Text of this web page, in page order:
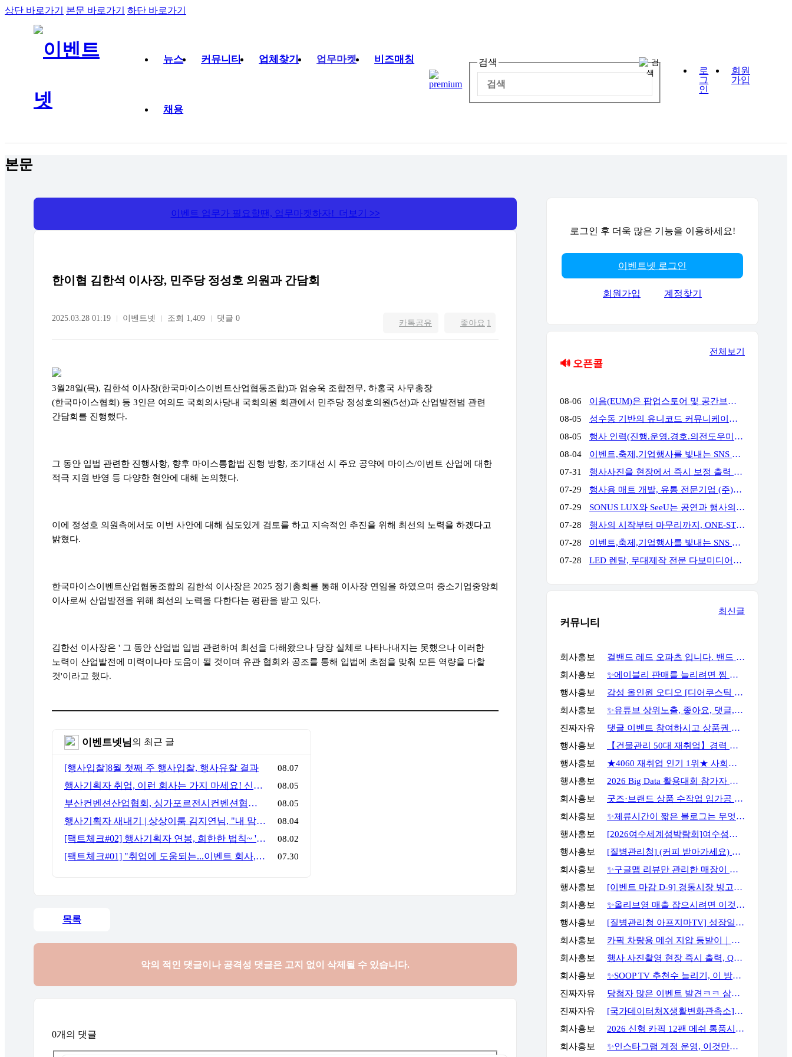
상단 바로가기 본문 바로가기 하단 바로가기
뉴스 커뮤니티 업체찾기 업무마켓 비즈매칭
채용
검색
로
그
인
회원
가입
본문
이벤트 업무가 필요할땐, 업무마켓하자! 더보기 >>
한이협 김한석 이사장, 민주당 정성호 의원과 간담회
2025.03.28 01:19 이벤트넷 조회 1,409 댓글 0
좋아요 1
카톡공유
3월28일(목), 김한석 이사장(한국마이스이벤트산업협동조합)과 엄승욱 조합전무, 하홍국 사무총장
(한국마이스협회) 등 3인은 여의도 국회의사당내 국회의원 회관에서 민주당 정성호의원(5선)과 산업발전범 관련
간담회를 진행했다.
그 동안 입법 관련한 진행사항, 향후 마이스통합법 진행 방향, 조기대선 시 주요 공약에 마이스/이벤트 산업에 대한
적극 지원 반영 등 다양한 현안에 대해 논의했다.
이에 정성호 의원측에서도 이번 사안에 대해 심도있게 검토를 하고 지속적인 추진을 위해 최선의 노력을 하겠다고
밝혔다.
한국마이스이벤트산업협동조합의 김한석 이사장은 2025 정기총회를 통해 이사장 연임을 하였으며 중소기업중앙회
이사로써 산업발전을 위해 최선의 노력을 다한다는 평판을 받고 있다.
김한선 이사장은 ' 그 동안 산업법 입범 관련하여 최선을 다해왔으나 당장 실체로 나타나내지는 못했으나 이러한
노력이 산업발전에 미력이나마 도움이 될 것이며 유관 협회 와 공조를 통해 입법에 초점을 맞춰 모든 역량을 다할
것'이라고 했다.
이벤트넷님의 최근 글
[행사입찰]8월 첫째 주 행사입찰, 행사유찰 결과 08.07
행사기획자 취업, 이런 회사는 가지 마세요! 신입이 꼭 알아야 할 5가지 기준[이벤트산업 팩트체크#3] 08.05
부산컨벤션산업협회, 싱가포르전시컨벤션협회(SACEOS)와 업무협약 체결… 아시아 마이스 협력 확대 08.05
행사기획자 새내기 | 상상이룸 김지연님, "내 맘대로, 내 뜻대로 행사를 만든다 08.04
[팩트체크#02] 행사기획자 연봉, 희한한 법칙~ '첨에는 비실, 3년만 지나면 튼실' 08.02
[팩트체크#01] "취업에 도움되는...이벤트 회사, 어떻게 구분할까?"… 1인당 매출 '3억 원'의 법칙 07.30
목록
악의 적인 댓글이나 공격성 댓글은 고지 없이 삭제될 수 있습니다.
0개의 댓글
로그인 후 더욱 많은 기능을 이용하세요!
이벤트넷 로그인
회원가입 계정찾기
🔊 오픈콜
전체보기
08-06
이음(EUM)은 팝업스토어 및 공간브랜딩 전문 업체로서 공간에서 고객과의 접점을 통해 공간에서의 체험과 브랜드 경험을 통해 고객의 마음을 움직일 수 있는 전문 기업입니다. 성수동, 홍대앞, 더현대여의도, 현대백화점 판교 & 목동 & 삼성 & 압구정, 롯데백화점 잠실 & 에비뉴엘, 양양 서피비치, 스타필드, IFC몰, 코엑스, 킨텍스, 교보 & 영풍문고, 부산 밀락타운 & 더베이 101, 콘래드 호텔, 동해안, 전국 리조트 및 호텔 등등에서 경험과 실적을 가지고 있으며, 팝업스토어와 공간브랜딩을 디자인에서부터 시공, 철거까지 완벽한 원스탑 서비스를 대행해드리고 있습니다.
08-05
성수동 기반의 유니코드 커뮤니케이션즈는 브랜드의 가치를 감각적으로 현장화하는 마케팅·프로모션 전문 대행사입니다. 팝업스토어, 기업 행사, 전시부터 축제 부스까지 콘셉트 기획·공간 연출·현장 운영을 통합 수행하여 완성도 높은 행사를 만듭니다. 기획부터 공간연출 현장운영 인력섭외까지 유니코드에게 맞겨주세요!
08-05
행사 인력(진행.운영.경호.의전도우미.프로모터.관람객등) 토탈 에이전시 입니다. 행사 운영에 어려움 많으시죠? 저희가 해결 해드립니다!!!! 연락주세요~!!! 주)월드플래닝 입니다.
08-04
이벤트,축제,기업행사를 빛내는 SNS 숏폼 360 포토(영상)부스입니다. 전문 운영팀이 진행,설치,철거까지 완벽하게 책임집니다. 문의만 주시면 이벤트에 맞게 운영을 제안해드리며,전국 어디서나 렌탈 가능합니다. 인스타그램) https://www.instagram.com/360photo.kr/ 블로그) https://blog.naver.com/360photobooth/ TEL) 032-322-3367 Email) contact@360photo.kr 카톡문의) http://pf.kakao.com/_rxdBin/chat
07-31
행사사진을 현장에서 즉시 보정 출력 진행하는 미스터문포토 문성준실장입니다. 하이브 행사 사진출력 전속진행업체입니다. 포토존사진인화.출력 실시간 상담 http://pf.kakao.com/_Lxkxbxon/chat
07-29
행사용 매트 개발, 유통 전문기업 (주)비오케이 입니다. 기업행사용 '파이론텍스(파이텍스)', '화사한 조경 인조잔디'를 행사 분야에 대량 공급하고 있습니다. 단순 구매 및 렌탈, 시공 까지 모두 가능하며 온-오프라인 최저가 공급을 약속합니다. 실제 거래 중인 기업 대표님들께서 아주 저렴하게 만족스러운 품질로 사용 중이십니다. 문의: 010 4II9 43II 이메일: kbs@bokkorea.com
07-29
SONUS LUX와 SeeU는 공연과 행사의 음향·조명을 설계하고 운영하는 현장 전문팀입니다. 방송 프로그램, 국가행사, 대형 페스티벌, 기업행사 등 다양한 프로젝트에서 축적한 경험을 바탕으로 공간 구조와 행사 성격, 관객 규모에 맞는 시스템을 구성합니다. 장비 수량이나 규모를 앞세우기보다 명료한 사운드, 효과적인 조명 연출, 안정적인 현장 운영을 중요하게 생각합니다. 공연, 기업행사, 컨퍼런스, 전시, 학교축제, 교회 행사 등 각 현장에 필요한 음향·조명 장비와 전문 인력을 제공합니다. 주요 업무 공연 및 행사 음향·조명 장비 렌탈 현장 여건에 맞춘 시스템 설계와 장비 구성 FOH·모니터·재생·송출 음향 운영 무대조명 디자인 및 오퍼레이팅 장비 설치, 시스템 튜닝 및 현장 기술 관리 문의 대표: 김수한 연락처: 010-8309-1024 이메일: sonus-lux@naver.com
07-28
행사의 시작부터 마무리까지, ONE-STOP 행사 전문 파트너 행사 기획·운영부터 무대·음향·조명·LED 스크린 시스템, 전문 기술 인력까지 모두 갖춘 원스톱 행사 전문 업체입니다. 행사에 필요한 여러 업체를 따로 섭외할 필요 없이, 기획부터 설치·운영·철수까지 전 과정을 하나의 파트너가 책임지고 수행합니다. WHY US? ✅ 풍부한 수행 경험과 검증된 운영 노하우 공공기관·지자체·지역축제·기업행사 등 다양한 프로젝트 수행 경험을 바탕으로 안정적이고 체계적인 행사 운영을 제공합니다. ✅ 전문 기술 인력의 체계적인 현장 운영 무대·음향·조명·LED 스크린까지 숙련된 전문 인력이 직접 운영하여 완성도 높은 행사 품질과 신속한 현장 대응을 제공합니다. ✅ 자체 장비 시스템 기반의 원스톱 서비스 무대·음향·조명·LED 스크린 등 주요 행사 장비를 자체 보유하여 높은 품질, 신속한 대응, 합리적인 비용으로 효율적인 행사 운영을 지원합니다. 주요 서비스 ✔ 공공기관·지자체 공식 행사 (준공식, 개소식, 기념식, 선포식 등) ✔ 지역축제·문화·관광 행사 ✔ 기업·기관·단체 행사 (체육대회, 워크숍, 기념행사 등) ✔ 무대·음향·조명·LED 시스템 설계·설치 및 운영
07-28
이벤트,축제,기업행사를 빛내는 SNS 숏폼 360 포토(영상)부스입니다. 전문 운영팀이 진행,설치,철거까지 완벽하게 책임집니다. 문의만 주시면 이벤트에 맞게 운영을 제안해드리며,전국 어디서나 렌탈 가능합니다. 인스타그램) https://www.instagram.com/360photo.kr/ 블로그) https://blog.naver.com/360photobooth/ TEL) 032-322-3367 Email) contact@360photo.kr 카톡문의) http://pf.kakao.com/_rxdBin/chat
07-28
LED 렌탈, 무대제작 전문 다보미디어입니다! 연락주세요!
커뮤니티
최신글
회사홍보
걸밴드 레드 오파츠 입니다. 밴드 필요하시면 언제든지 연락주세요
회사홍보
✨에이블리 판매를 늘리려면 찜 이후 구매 흐름까지 봐야 합니다✨
행사홍보
감성 올인원 오디오 [디어쿠스틱 알토] 최대 23% 할인
회사홍보
✨유튜브 상위노출, 좋아요, 댓글, 구독, 알림설정까지 관리하세요✨
진짜자유
댓글 이벤트 참여하시고 상품권 받아가세요!
행사홍보
【건물관리 50대 재취업】경력 없이 안전관리자 준비하는 방법
행사홍보
★4060 재취업 인기 1위★ 사회복지사 2급, 시험 없이 취득 하는 방법
행사홍보
2026 Big Data 활용대회 참가자 모집
회사홍보
굿즈·브랜드 상품 수작업 임가공 포장 전문 서비스, GOODSPACK (소량 포장 가능)
회사홍보
✨체류시간이 짧은 블로그는 무엇부터 바꿔야 할까요?✨
행사홍보
[2026여수세계섬박람회]여수섬바다 댄스 챌린지 EVENT
행사홍보
[질병관리청] (커피 받아가세요) 화영이의 성장일기 5화 OX 퀴즈 이벤트
회사홍보
✨구글맵 리뷰만 관리한 매장이 오래 버티지 못하는 이유✨
행사홍보
[이벤트 마감 D-9] 경동시장 빙고판 채우고 마사지기, 아이스크림 등 받아가세요!
회사홍보
✨올리브영 매출 잡으시려면 이것만큼은 꼭 알고 계셔야 합니다✨
행사홍보
[질병관리청 아프지마TV] 성장일기 5화 OX 퀴즈 이벤트
회사홍보
카픽 차량용 메쉬 지압 등받이｜운전할 때도, 사무실에서도 허리까지 편안하게
회사홍보
행사 사진촬영 현장 즉시 출력, QR사진으로 다운로드 가능까지
회사홍보
✨SOOP TV 추천수 늘리기, 이 방법으로 해결할 수 있습니다✨
진짜자유
당첨자 많은 이벤트 발견ㅋㅋ 삼성스토어 블로그 포스트 공유 이벤트
진짜자유
[국가데이터처X생활변화관측소] 구독·댓글 이벤트
회사홍보
2026 신형 카픽 12팬 메쉬 통풍시트｜차 안 더위와 답답함을 줄여주는 차량용 통풍시트
회사홍보
✨인스타그램 계정 운영, 이것만큼은 꼭 알고 시작하세요✨